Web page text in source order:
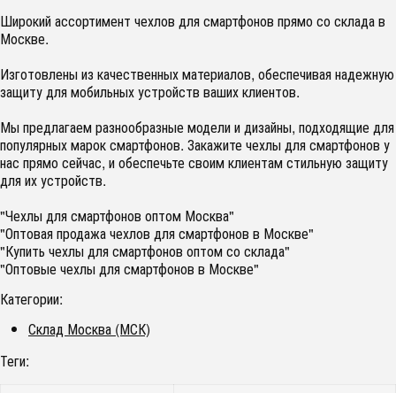
Широкий ассортимент чехлов для смартфонов прямо со склада в
Москве.
Изготовлены из качественных материалов, обеспечивая надежную
защиту для мобильных устройств ваших клиентов.
Мы предлагаем разнообразные модели и дизайны, подходящие для
популярных марок смартфонов. Закажите чехлы для смартфонов у
нас прямо сейчас, и обеспечьте своим клиентам стильную защиту
для их устройств.
"Чехлы для смартфонов оптом Москва"
"Оптовая продажа чехлов для смартфонов в Москве"
"Купить чехлы для смартфонов оптом со склада"
"Оптовые чехлы для смартфонов в Москве"
Категории:
Склад Москва (МСК)
Теги: